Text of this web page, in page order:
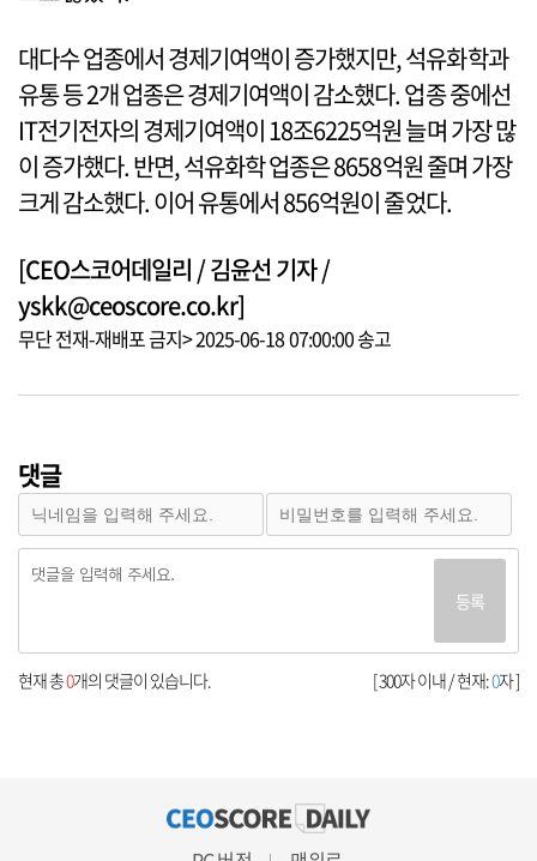
대다수 업종에서 경제기여액이 증가했지만, 석유화학과
유통 등 2개 업종은 경제기여액이 감소했다. 업종 중에선
IT전기전자의 경제기여액이 18조6225억원 늘며 가장 많
이 증가했다. 반면, 석유화학 업종은 8658억원 줄며 가장
크게 감소했다. 이어 유통에서 856억원이 줄었다.
[CEO스코어데일리 / 김윤선 기자 /
yskk@ceoscore.co.kr]
무단 전재-재배포 금지> 2025-06-18 07:00:00 송고
댓글
등록
[ 300자 이내 / 현재:0자 ]
현재 총0개의 댓글이 있습니다.